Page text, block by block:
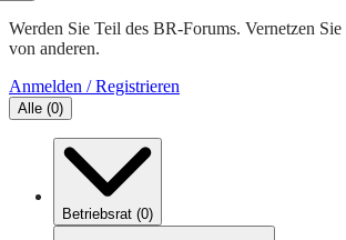
Werden Sie Teil des BR-Forums. Vernetzen
von anderen.
Anmelden / Registrieren
Alle (0)
Betriebsrat (0)